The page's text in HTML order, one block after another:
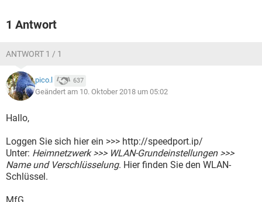
1 Antwort
ANTWORT 1 / 1
pico.l 637
Geändert am 10. Oktober 2018 um 05:02
Hallo,
Loggen Sie sich hier ein >>> http://speedport.ip/
Unter: Heimnetzwerk >>> WLAN-Grundeinstellungen >>>
Name und Verschlüsselung. Hier finden Sie den WLAN-
Schlüssel.